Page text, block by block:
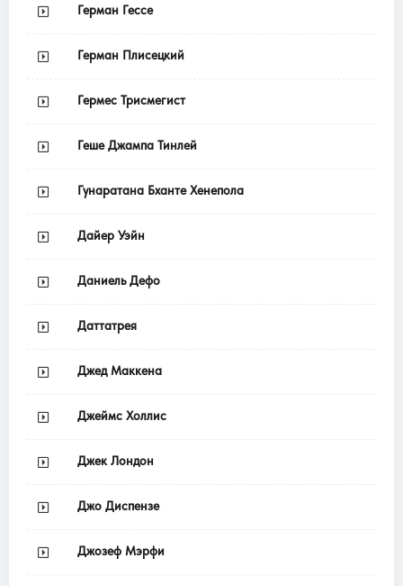
Герман Гессе
Герман Плисецкий
Гермес Трисмегист
Геше Джампа Тинлей
Гунаратана Бханте Хенепола
Дайер Уэйн
Даниель Дефо
Даттатрея
Джед Маккена
Джеймс Холлис
Джек Лондон
Джо Диспензе
Джозеф Мэрфи